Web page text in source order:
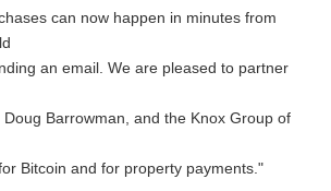
can now happen in minutes from
an email. We are pleased to partner
Doug Barrowman, and the Knox Group of
Bitcoin and for property payments."